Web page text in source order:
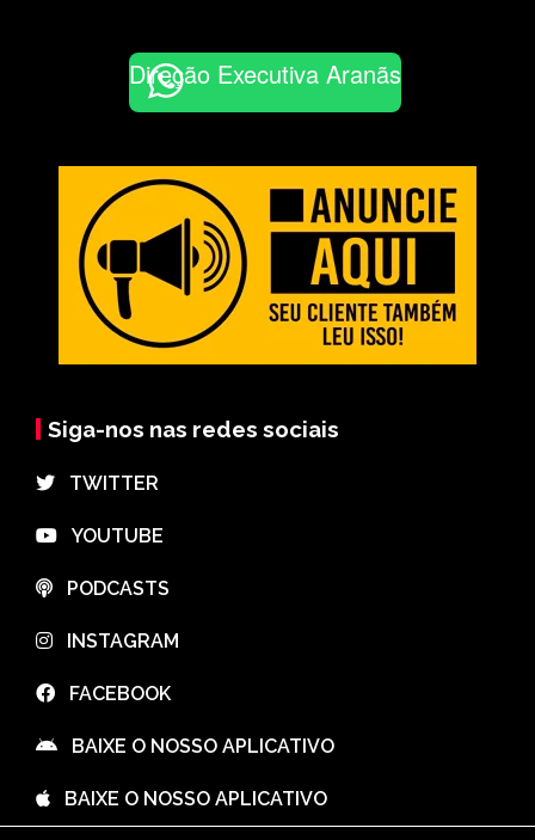
Direção Executiva Aranãs
Siga-nos nas redes sociais
⠀TWITTER
⠀YOUTUBE
⠀PODCASTS
⠀INSTAGRAM
⠀FACEBOOK
⠀BAIXE O NOSSO APLICATIVO
⠀BAIXE O NOSSO APLICATIVO